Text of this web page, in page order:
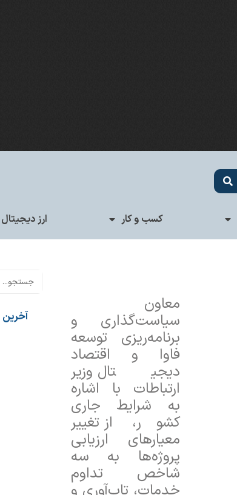
کسب و کار ارز دیجیتال
معاون
سیاست‌گذاری و
برنامه‌ریزی توسعه
فاوا و اقتصاد
دیجیتال وزیر
ارتباطات با اشاره
به شرایط جاری
کشور، از تغییر
معیارهای ارزیابی
پروژه‌ها به سه
شاخص تداوم